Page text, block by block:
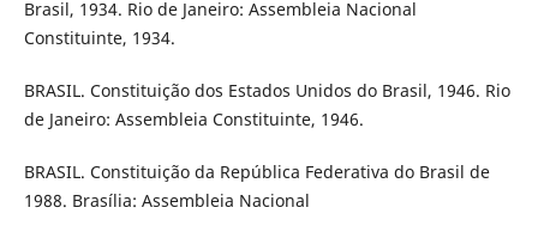
Brasil, 1934. Rio de Janeiro: Assembleia Nacional
Constituinte, 1934.
BRASIL. Constituição dos Estados Unidos do Brasil, 1946. Rio
de Janeiro: Assembleia Constituinte, 1946.
BRASIL. Constituição da República Federativa do Brasil de
1988. Brasília: Assembleia Nacional